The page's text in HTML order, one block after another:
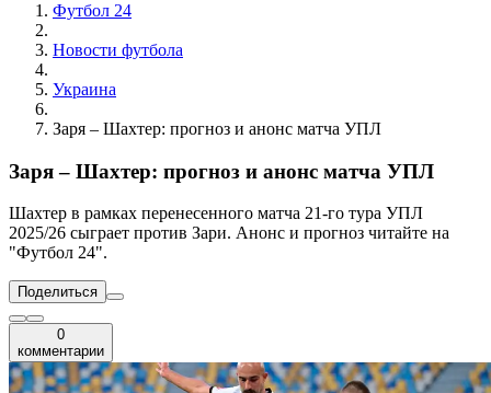
Футбол 24
Новости футбола
Украина
Заря – Шахтер: прогноз и анонс матча УПЛ
Заря – Шахтер: прогноз и анонс матча УПЛ
Шахтер в рамках перенесенного матча 21-го тура УПЛ
2025/26 сыграет против Зари. Анонс и прогноз читайте на
"Футбол 24".
Поделиться
0
комментарии